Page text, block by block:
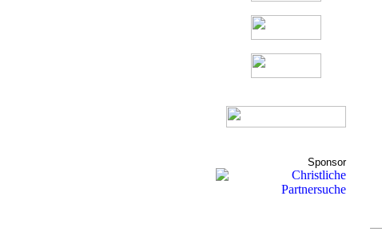
Sponsor